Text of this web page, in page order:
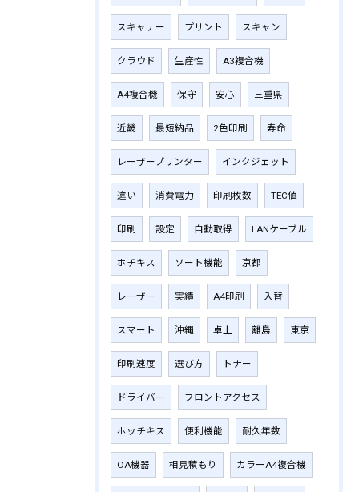
スキャナー プリント スキャン
クラウド 生産性 A3複合機
A4複合機 保守 安心 三重県
近畿 最短納品 2色印刷 寿命
レーザープリンター インクジェット
違い 消費電力 印刷枚数 TEC値
印刷 設定 自動取得 LANケーブル
ホチキス ソート機能 京都
レーザー 実績 A4印刷 入替
スマート 沖縄 卓上 離島 東京
印刷速度 選び方 トナー
ドライバー フロントアクセス
ホッチキス 便利機能 耐久年数
OA機器 相見積もり カラーA4複合機